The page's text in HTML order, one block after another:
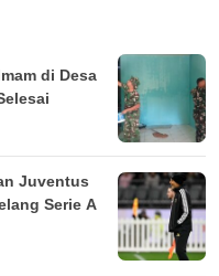
di Desa
Juventus
Serie A